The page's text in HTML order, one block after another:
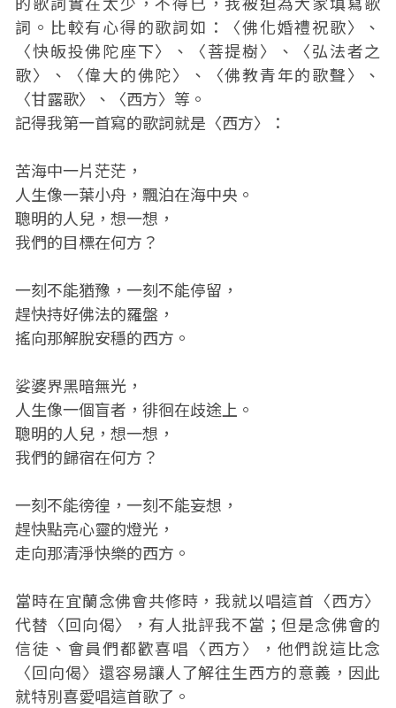
詞。比較有心得的歌詞如：〈佛化婚禮祝歌〉、
〈快皈投佛陀座下〉、〈菩提樹〉、〈弘法者之
歌〉、〈偉大的佛陀〉、〈佛教青年的歌聲〉、
〈甘露歌〉、〈西方〉等。
記得我第一首寫的歌詞就是〈西方〉：
苦海中一片茫茫，
人生像一葉小舟，飄泊在海中央。
聰明的人兒，想一想，
我們的目標在何方？
一刻不能猶豫，一刻不能停留，
趕快持好佛法的羅盤，
搖向那解脫安穩的西方。
娑婆界黑暗無光，
人生像一個盲者，徘徊在歧途上。
聰明的人兒，想一想，
我們的歸宿在何方？
一刻不能徬徨，一刻不能妄想，
趕快點亮心靈的燈光，
走向那清淨快樂的西方。
當時在宜蘭念佛會共修時，我就以唱這首〈西方〉
代替〈回向偈〉，有人批評我不當；但是念佛會的
信徒、會員們都歡喜唱〈西方〉，他們說這比念
〈回向偈〉還容易讓人了解往生西方的意義，因此
就特別喜愛唱這首歌了。